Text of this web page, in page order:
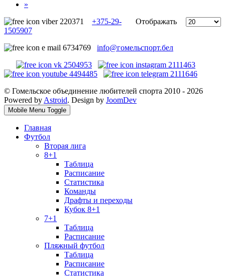
»
Отображать
+375-29-
1505907
info@гомельспорт.бел
© Гомельское объединение любителей спорта 2010 - 2026
Powered by Astroid. Design by JoomDev
Mobile Menu Toggle
Главная
Футбол
Вторая лига
8+1
Таблица
Расписание
Статистика
Команды
Драфты и переходы
Кубок 8+1
7+1
Таблица
Расписание
Пляжный футбол
Таблица
Расписание
Статистика